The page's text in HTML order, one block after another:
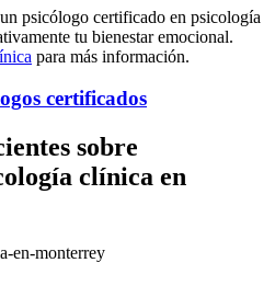
psicólogo certificado en psicología
tu bienestar emocional.
para más información.
certificados
sobre
clínica en